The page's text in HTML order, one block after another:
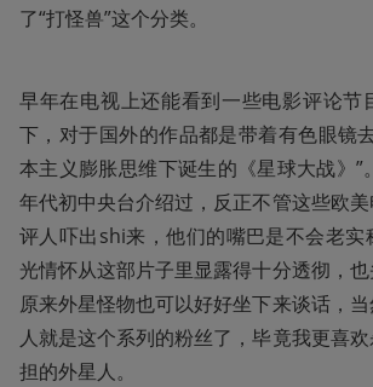
了“打怪兽”这个分类。
早年在电视上还能看到一些电影评论节
下，对于国外的作品都是带着有色眼镜
本主义膨胀思维下诞生的《星球大战》”
年代初中央台介绍过，反正不管这些欧
评人吓出shi来，他们的嘴巴是不会老实
光情怀从这部片子里显露得十分透彻，
原来外星怪物也可以好好坐下来谈话，
人就是这个系列的粉丝了，毕竟我更喜
担的外星人。